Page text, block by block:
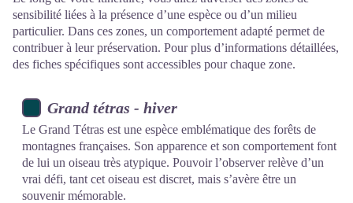
sensibilité liées à la présence d’une espèce ou d’un milieu
particulier. Dans ces zones, un comportement adapté permet de
contribuer à leur préservation. Pour plus d’informations détaillées,
des fiches spécifiques sont accessibles pour chaque zone.
Grand tétras - hiver
Le Grand Tétras est une espèce emblématique des forêts de
montagnes françaises. Son apparence et son comportement font
de lui un oiseau très atypique. Pouvoir l’observer relève d’un
vrai défi, tant cet oiseau est discret, mais s’avère être un
souvenir mémorable.